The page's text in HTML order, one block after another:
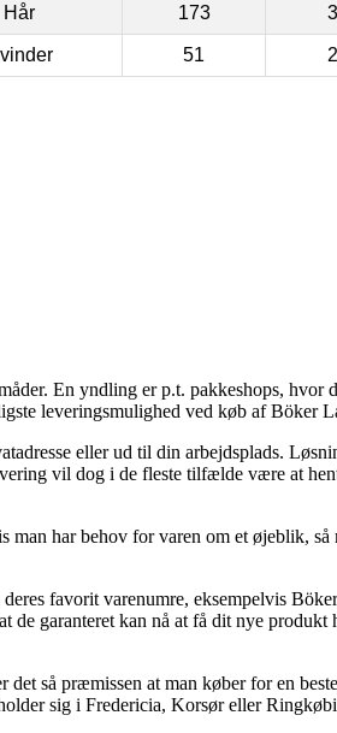
Hår 173
51
En yndling er p.t. pakkeshops, hvor
leveringsmulighed ved køb af Böker
eller ud til din arbejdsplads.
vil dog i de fleste tilfælde være at
har behov for varen om et øjeblik,
favorit varenumre, eksempelvis
de garanteret kan nå at få dit nye
så præmissen at man køber for en
sig i Fredericia, Korsør eller